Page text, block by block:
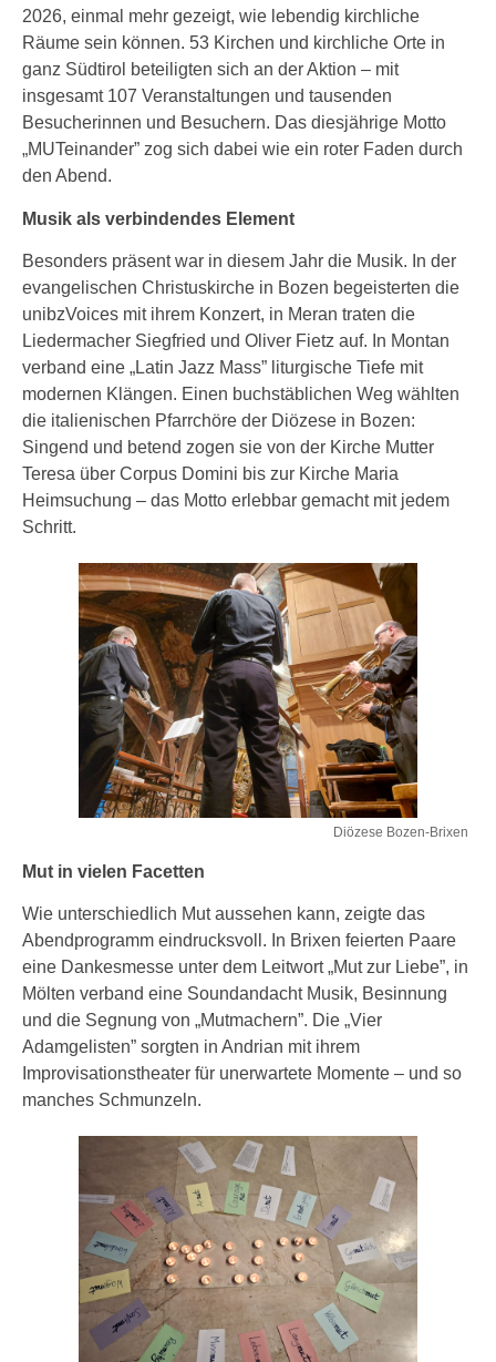
2026, einmal mehr gezeigt, wie lebendig kirchliche
Räume sein können. 53 Kirchen und kirchliche Orte in
ganz Südtirol beteiligten sich an der Aktion – mit
insgesamt 107 Veranstaltungen und tausenden
Besucherinnen und Besuchern. Das diesjährige Motto
„MUTeinander” zog sich dabei wie ein roter Faden durch
den Abend.
Musik als verbindendes Element
Besonders präsent war in diesem Jahr die Musik. In der
evangelischen Christuskirche in Bozen begeisterten die
unibzVoices mit ihrem Konzert, in Meran traten die
Liedermacher Siegfried und Oliver Fietz auf. In Montan
verband eine „Latin Jazz Mass” liturgische Tiefe mit
modernen Klängen. Einen buchstäblichen Weg wählten
die italienischen Pfarrchöre der Diözese in Bozen:
Singend und betend zogen sie von der Kirche Mutter
Teresa über Corpus Domini bis zur Kirche Maria
Heimsuchung – das Motto erlebbar gemacht mit jedem
Schritt.
Diözese Bozen-Brixen
Mut in vielen Facetten
Wie unterschiedlich Mut aussehen kann, zeigte das
Abendprogramm eindrucksvoll. In Brixen feierten Paare
eine Dankesmesse unter dem Leitwort „Mut zur Liebe”, in
Mölten verband eine Soundandacht Musik, Besinnung
und die Segnung von „Mutmachern”. Die „Vier
Adamgelisten” sorgten in Andrian mit ihrem
Improvisationstheater für unerwartete Momente – und so
manches Schmunzeln.